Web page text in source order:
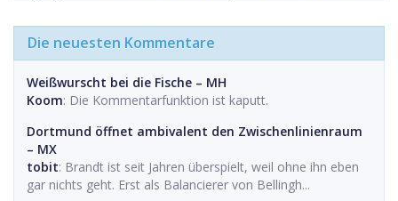
Die neuesten Kommentare
Weißwurscht bei die Fische – MH
Koom: Die Kommentarfunktion ist kaputt.
Dortmund öffnet ambivalent den Zwischenlinienraum
– MX
tobit: Brandt ist seit Jahren überspielt, weil ohne ihn eben
gar nichts geht. Erst als Balancierer von Bellingh...